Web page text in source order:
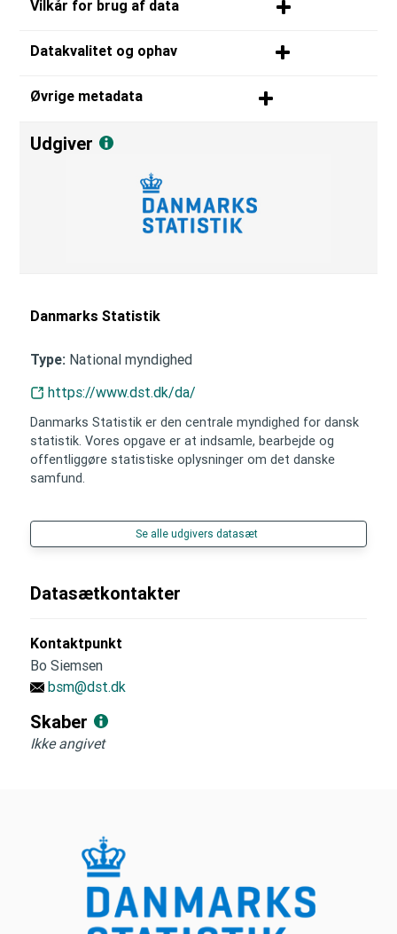
Vilkår for brug af data
Datakvalitet og ophav
Øvrige metadata
Udgiver
Danmarks Statistik
Type: National myndighed
https://www.dst.dk/da/
Danmarks Statistik er den centrale myndighed for dansk
statistik. Vores opgave er at indsamle, bearbejde og
offentliggøre statistiske oplysninger om det danske
samfund.
Se alle udgivers datasæt
Datasætkontakter
Kontaktpunkt
Bo Siemsen
bsm@dst.dk
Skaber
Ikke angivet